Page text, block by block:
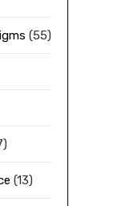
(55)
(13)